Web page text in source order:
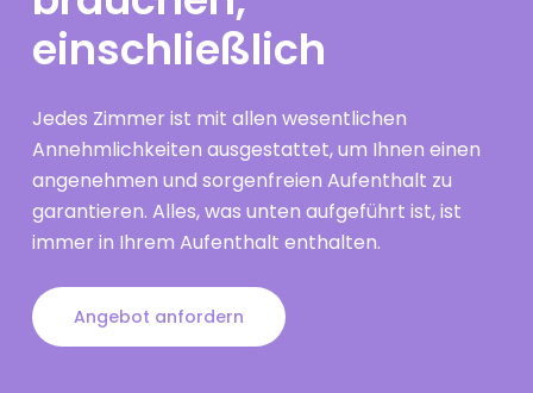
einschließlich
Jedes Zimmer ist mit allen wesentlichen
Annehmlichkeiten ausgestattet, um Ihnen einen
angenehmen und sorgenfreien Aufenthalt zu
garantieren. Alles, was unten aufgeführt ist, ist
immer in Ihrem Aufenthalt enthalten.
Angebot anfordern